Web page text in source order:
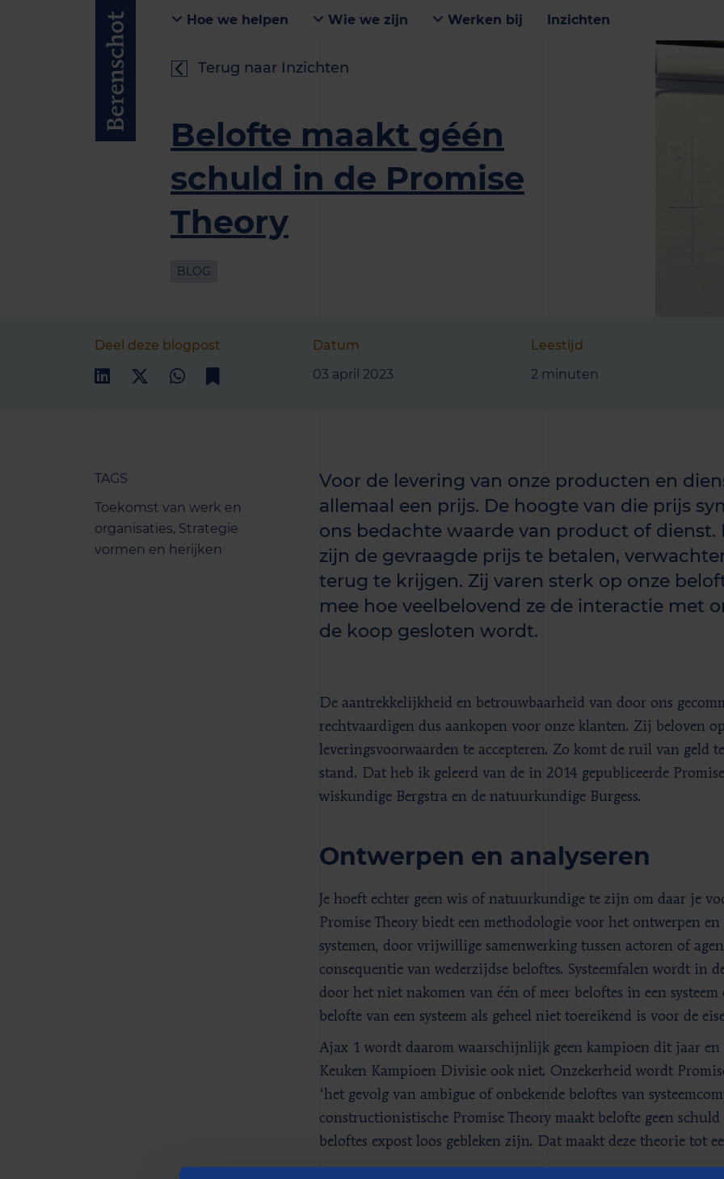
Hoe we helpen Wie we zijn Werken bij Inzichten
Terug naar Inzichten
Belofte maakt géén
schuld in de Promise
Theory
BLOG
Deel deze blogpost
Datum
03 april 2023
Leestijd
2 minuten
TAGS
Toekomst van werk en
organisaties, Strategie
vormen en herijken
Voor de levering van onze producten en
allemaal een prijs. De hoogte van die prijs
ons bedachte waarde van product of dienst.
zijn de gevraagde prijs te betalen,
terug te krijgen. Zij varen sterk op onze
mee hoe veelbelovend ze de interactie met
de koop gesloten wordt.
De aantrekkelijkheid en betrouwbaarheid van door ons
rechtvaardigen dus aankopen voor onze klanten. Zij beloven
leveringsvoorwaarden te accepteren. Zo komt de ruil van geld
stand. Dat heb ik geleerd van de in 2014 gepubliceerde
wiskundige Bergstra en de natuurkundige Burgess.
Ontwerpen en analyseren
Je hoeft echter geen wis­ of natuurkundige te zijn om daar je
Promise Theory biedt een methodologie voor het ontwerpen en
systemen, door vrijwillige samenwerking tussen actoren of
consequentie van wederzijdse beloftes. Systeemfalen wordt in
door het niet nakomen van één of meer beloftes in een
belofte van een systeem als geheel niet toereikend is voor de
Ajax 1 wordt daarom waarschijnlijk geen kampioen dit jaar
Keuken Kampioen Divisie ook niet. Onzekerheid wordt
‘het gevolg van ambigue of onbekende beloftes van
constructionistische Promise Theory maakt belofte geen
beloftes ex­post loos gebleken zijn. Dat maakt deze theorie tot